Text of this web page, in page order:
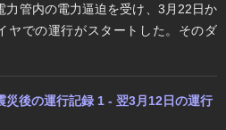
力管内の電力逼迫を受け、3月22日か
ヤでの運行がスタートした。そのダ
災後の運行記録 1 - 翌3月12日の運行